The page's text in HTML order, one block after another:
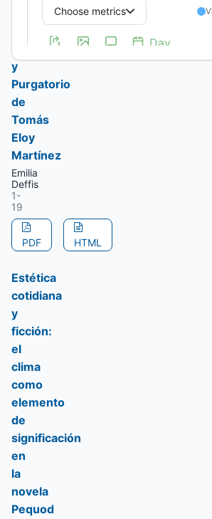
Brizuela
y
Purgatorio
de
Tomás
Eloy
Martínez
Emilia
Deffis
1-
19
PDF HTML
Estética
cotidiana
y
ficción:
el
clima
como
elemento
de
significación
en
la
novela
Pequod